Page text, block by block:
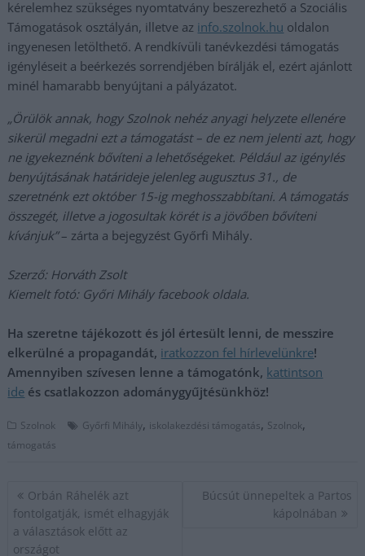
kérelemhez szükséges nyomtatvány beszerezhető a Szociális
Támogatások osztályán, illetve az info.szolnok.hu oldalon
ingyenesen letölthető. A rendkívüli tanévkezdési támogatás
igényléseit a beérkezés sorrendjében bírálják el, ezért ajánlott
minél hamarabb benyújtani a pályázatot.
„Örülök annak, hogy Szolnok nehéz anyagi helyzete ellenére
sikerül megadni ezt a támogatást – de ez nem jelenti azt, hogy
ne igyekeznénk bővíteni a lehetőségeket. Például az igénylés
benyújtásának határideje jelenleg augusztus 31., de
szeretnénk ezt október 15-ig meghosszabbítani. A támogatás
összegét, illetve a jogosultak körét is a jövőben bővíteni
kívánjuk”– zárta a bejegyzést Győrfi Mihály.
Szerző: Horváth Zsolt
Kiemelt fotó: Győri Mihály facebook oldala.
Ha szeretne tájékozott és jól értesült lenni, de messzire
elkerülné a propagandát, iratkozzon fel hírlevelünkre!
Amennyiben szívesen lenne a támogatónk, kattintson
ide és csatlakozzon adománygyűjtésünkhöz!
Szolnok Győrfi Mihály, iskolakezdési támogatás, Szolnok,
támogatás
Bejegyzés
navigáció
Orbán Ráhelék azt
fontolgatják, ismét elhagyják
a választások előtt az
országot
Búcsút ünnepeltek a Partos
kápolnában